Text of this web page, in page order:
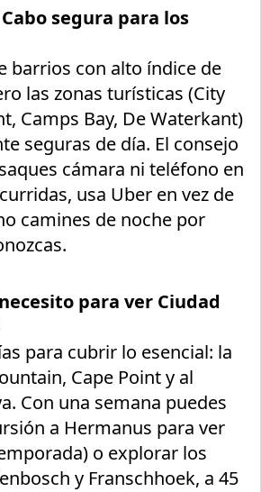
segura para los
barrios con alto índice de
las zonas turísticas (City
Camps Bay, De Waterkant)
seguras de día. El consejo
cámara ni teléfono en
usa Uber en vez de
camines de noche por
para ver Ciudad
para cubrir lo esencial: la
Cape Point y al
Con una semana puedes
a Hermanus para ver
o explorar los
y Franschhoek, a 45